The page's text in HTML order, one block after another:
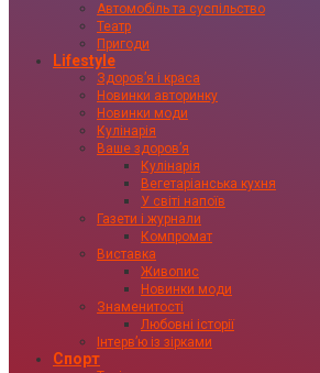
Автомобіль та суспільство
Театр
Пригоди
Lifestyle
Здоровʼя і краса
Новинки авторинку
Новинки моди
Кулінарія
Ваше здоровʼя
Кулінарія
Вегетаріанська кухня
У світі напоїв
Газети і журнали
Компромат
Виставка
Живопис
Новинки моди
Знаменитості
Любовні історії
Інтервʼю із зірками
Спорт